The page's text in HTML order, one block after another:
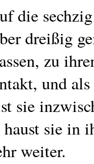
die
dreißig
zu
und
sie
sie in
weiter.